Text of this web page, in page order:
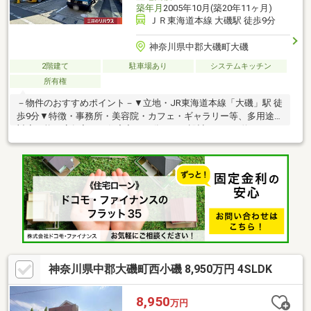
築年月 2005年10月(築20年11ヶ月)
ＪＲ東海道本線 大磯駅 徒歩9分
神奈川県中郡大磯町大磯
2階建て 駐車場あり
システムキッチン
所有権
－物件のおすすめポイント－▼立地・JR東海道本線「大磯」駅 徒
歩9分▼特徴・事務所・美容院・カフェ・ギャラリー等、多用途に
帖、開放感のある勾配天井仕様・会話の弾む対面式キッチン・全
居室2面採光・6帖以上有・前面道路は幅員約6.7m公道▼設備・各
階にトイレ有▼周辺環境・大磯町立大磯小学校 徒歩8分(約
600m)・大磯町立大磯中学校 徒歩9分(約690m)・港公園 徒歩4分
(約250m)■ ご希望の住まい探しをお手伝いします
━━━━━・・・物件の詳細・ご相談はお気軽にお問い合わせく
ださい。
神奈川県中郡大磯町西小磯 8,950万円 4SLDK
8,950万円